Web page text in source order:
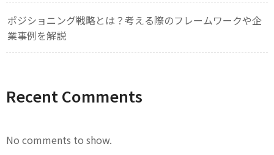
ポジショニング戦略とは？考える際のフレームワークや企
業事例を解説
Recent Comments
No comments to show.